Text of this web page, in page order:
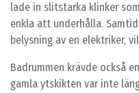
lade in slitstarka klinker
enkla att underhålla.
belysning av en elektriker,
Badrummen krävde också
gamla ytskikten var inte